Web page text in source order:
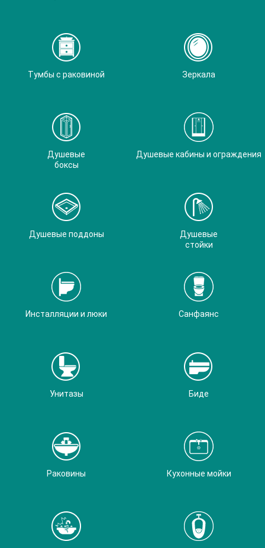
Тумбы с раковиной Зеркала
Душевые
боксы
Душевые кабины и ограждения
Душевые поддоны
Душевые
стойки
Инсталляции и люки Санфаянс
Унитазы Биде
Раковины Кухонные мойки